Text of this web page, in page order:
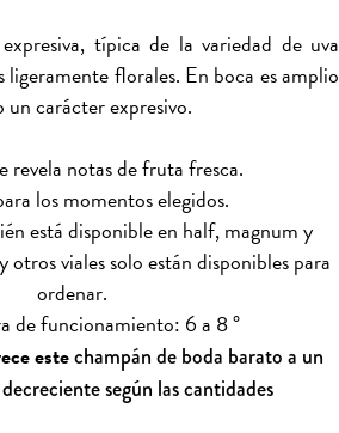
típica de la variedad de uva
florales. En boca es amplio
carácter expresivo.
revela notas de fruta fresca.
los momentos elegidos.
está disponible en half, magnum y
viales solo están disponibles para
ordenar.
de funcionamiento: 6 a 8 °
estechampán de boda barato a un
según las cantidades